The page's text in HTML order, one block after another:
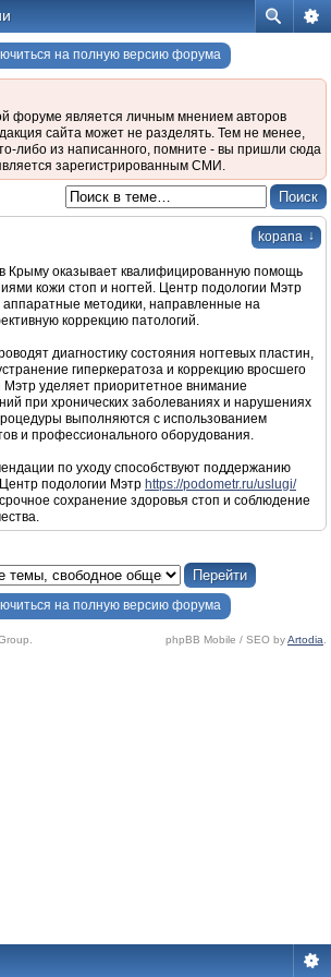
на полную версию форума
форуме является личным мнением авторов
сайта может не разделять. Тем не менее,
либо из написанного, помните - вы пришли сюда
зарегистрированным СМИ.
kopana ↓
Крыму оказывает квалифицированную помощь
кожи стоп и ногтей. Центр подологии Мэтр
методики, направленные на
коррекцию патологий.
диагностику состояния ногтевых пластин,
гиперкератоза и коррекцию вросшего
Мэтр уделяет приоритетное внимание
при хронических заболеваниях и нарушениях
выполняются с использованием
и профессионального оборудования.
по уходу способствуют поддержанию
подологии Мэтр https://podometr.ru/uslugi/
сохранение здоровья стоп и соблюдение
на полную версию форума
phpBB Mobile / SEO byArtodia